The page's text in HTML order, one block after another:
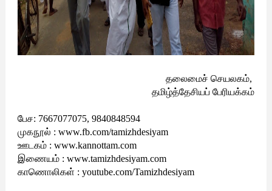
தலைமைச் செயலகம்,
தமிழ்த்தேசியப் பேரியக்கம்
பேச: 7667077075, 9840848594
முகநூல் : www.fb.com/tamizhdesiyam
ஊடகம் : www.kannottam.com
இணையம் : www.tamizhdesiyam.com
காணொலிகள் : youtube.com/Tamizhdesiyam